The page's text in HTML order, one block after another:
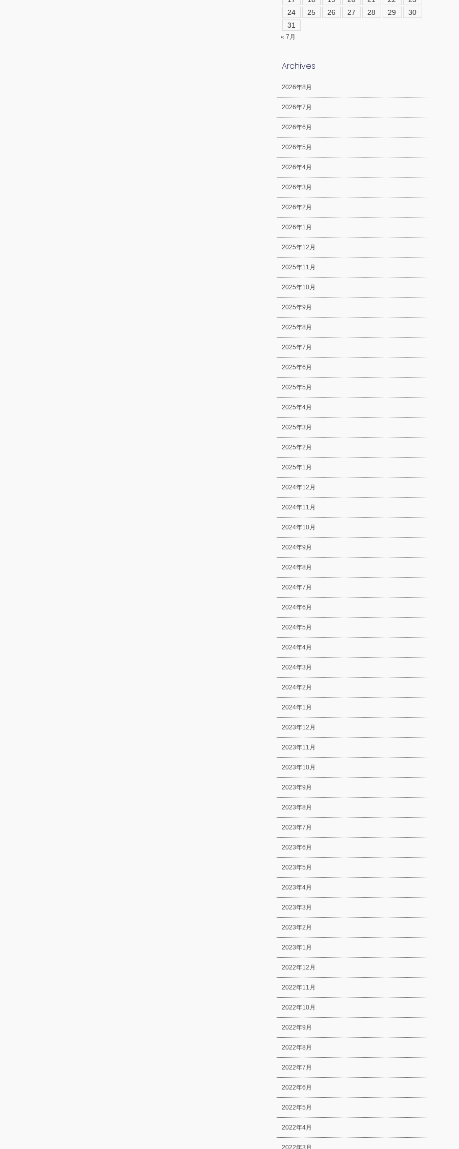
24
25 26 27 28 29
30
31
« 7月
Archives
2026年8月
2026年7月
2026年6月
2026年5月
2026年4月
2026年3月
2026年2月
2026年1月
2025年12月
2025年11月
2025年10月
2025年9月
2025年8月
2025年7月
2025年6月
2025年5月
2025年4月
2025年3月
2025年2月
2025年1月
2024年12月
2024年11月
2024年10月
2024年9月
2024年8月
2024年7月
2024年6月
2024年5月
2024年4月
2024年3月
2024年2月
2024年1月
2023年12月
2023年11月
2023年10月
2023年9月
2023年8月
2023年7月
2023年6月
2023年5月
2023年4月
2023年3月
2023年2月
2023年1月
2022年12月
2022年11月
2022年10月
2022年9月
2022年8月
2022年7月
2022年6月
2022年5月
2022年4月
2022年3月